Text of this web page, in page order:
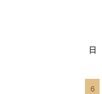
日
6